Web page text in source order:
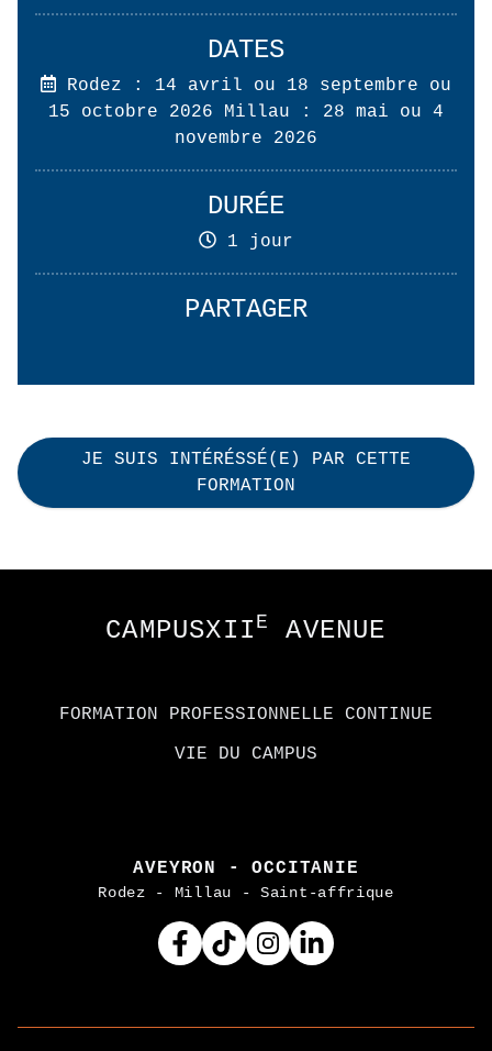
DATES
Rodez : 14 avril ou 18 septembre ou
15 octobre 2026 Millau : 28 mai ou 4
novembre 2026
DURÉE
1 jour
PARTAGER
JE SUIS INTÉRÉSSÉ(E) PAR CETTE
FORMATION
CAMPUSXII E AVENUE
FORMATION PROFESSIONNELLE CONTINUE
VIE DU CAMPUS
AVEYRON - OCCITANIE
Rodez - Millau - Saint-affrique
Facebook
TiktokInstagram
Linkedin